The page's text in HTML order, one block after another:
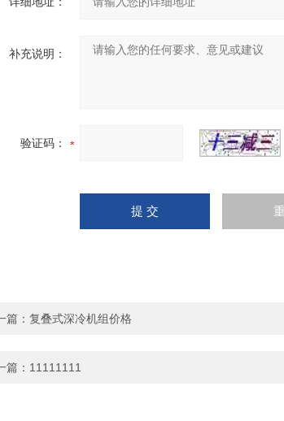
补充说明：
验证码：
篇： 复叠式深冷机组价格
篇： 11111111